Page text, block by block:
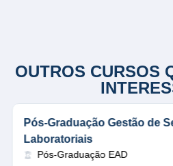
OUTROS CURSOS
Pós-Graduação Gestão de
Laboratoriais
Pós-Graduação EAD